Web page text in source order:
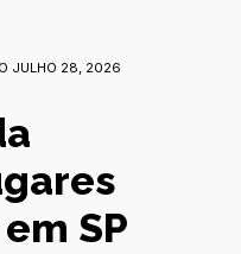
JULHO 28, 2026
SP